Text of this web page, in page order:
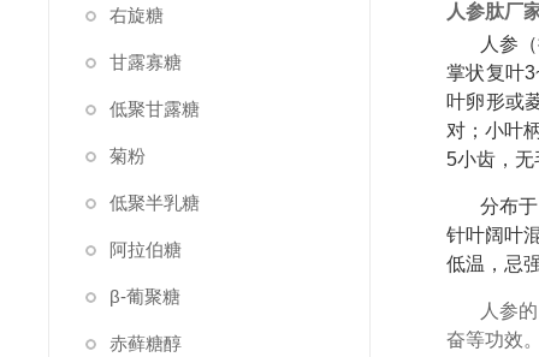
右旋糖
甘露寡糖
低聚甘露糖
菊粉
低聚半乳糖
阿拉伯糖
β-葡聚糖
赤藓糖醇
人参肽厂
人参
掌状复叶
叶卵形或
对；小叶
5小齿，
分布
针叶阔叶
低温，忌
人参
奋等功效